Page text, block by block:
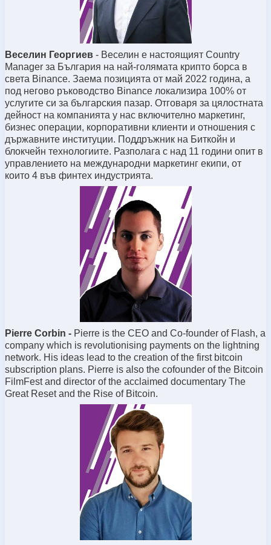
Веселин Георгиев - Веселин e настоящият Country
Manager за България на най-голямата крипто борса в
света Binance. Заема позицията от май 2022 година, а
под негово ръководство Binance локализира 100% от
услугите си за българския пазар. Отговаря за цялостната
дейност на компанията у нас включително маркетинг,
бизнес операции, корпоративни клиенти и отношения с
държавните институции. Поддръжник на Биткойн и
блокчейн технологиите. Разполага с над 11 години опит в
управлението на международни маркетинг екипи, от
които 4 във финтех индустрията.
Pierre Corbin - Pierre is the CEO and Co-founder of Flash, a
company which is revolutionising payments on the lightning
network. His ideas lead to the creation of the first bitcoin
subscription plans. Pierre is also the cofounder of the Bitcoin
FilmFest and director of the acclaimed documentary The
Great Reset and the Rise of Bitcoin.